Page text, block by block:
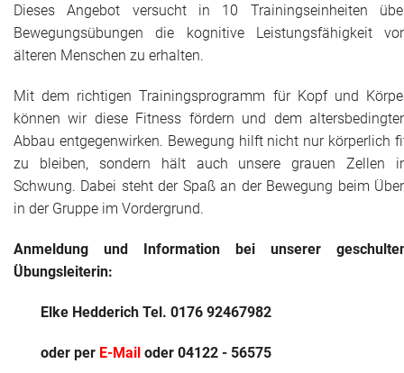
Dieses Angebot versucht in 10 Trainingseinheiten
Bewegungsübungen die kognitive Leistungsfähigkeit
älteren Menschen zu erhalten.
Mit dem richtigen Trainingsprogramm für Kopf und
können wir diese Fitness fördern und dem
Abbau entgegenwirken. Bewegung hilft nicht nur körperlich
zu bleiben, sondern hält auch unsere grauen Zellen
Schwung. Dabei steht der Spaß an der Bewegung beim
in der Gruppe im Vordergrund.
Anmeldung und Information bei unserer
Übungsleiterin:
Elke Hedderich Tel. 0176 92467982
oder per E-Mail oder 04122 - 56575